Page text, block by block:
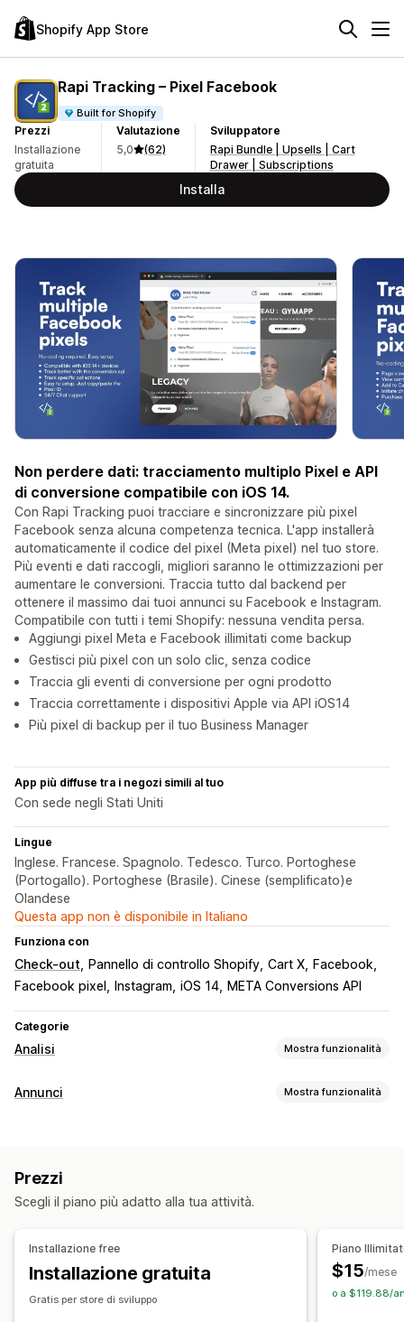
Shopify App Store
Rapi Tracking – Pixel Facebook
Built for Shopify
Prezzi
Installazione
gratuita
Valutazione
5,0
(62)
Sviluppatore
Rapi Bundle | Upsells | Cart
Drawer | Subscriptions
Installa
Non perdere dati: tracciamento multiplo Pixel e API
di conversione compatibile con iOS 14.
Con Rapi Tracking puoi tracciare e sincronizzare più pixel
Facebook senza alcuna competenza tecnica. L'app installerà
automaticamente il codice del pixel (Meta pixel) nel tuo store.
Più eventi e dati raccogli, migliori saranno le ottimizzazioni per
aumentare le conversioni. Traccia tutto dal backend per
ottenere il massimo dai tuoi annunci su Facebook e Instagram.
Compatibile con tutti i temi Shopify: nessuna vendita persa.
Aggiungi pixel Meta e Facebook illimitati come backup
Gestisci più pixel con un solo clic, senza codice
Traccia gli eventi di conversione per ogni prodotto
Traccia correttamente i dispositivi Apple via API iOS14
Più pixel di backup per il tuo Business Manager
App più diffuse tra i negozi simili al tuo
Con sede negli Stati Uniti
Lingue
Inglese. Francese. Spagnolo. Tedesco. Turco. Portoghese
(Portogallo). Portoghese (Brasile). Cinese (semplificato)e
Olandese
Questa app non è disponibile in Italiano
Funziona con
Check-out Pannello di controllo Shopify Cart X
Facebook
Facebook pixel
Instagram iOS 14 META Conversions API
Categorie
Analisi Mostra funzionalità
Comportamento dei clienti
Analisi della fedeltà dei clienti
Dati basati sull’IA
Analisi del check-out
ROAS
Dati sui profitti
Annunci Mostra funzionalità
Dispositivo
Retargeting
Analisi delle performance
Prezzi
Scegli il piano più adatto alla tua attività.
Installazione free
Installazione gratuita
Gratis per store di sviluppo
Piano
$15/mese
o a $119.88/